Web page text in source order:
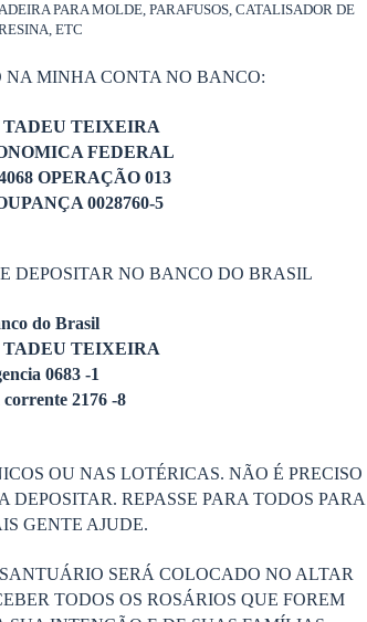
PARA MOLDE, PARAFUSOS, CATALISADOR DE
ETC
NA MINHA CONTA NO BANCO:
TADEU TEIXEIRA
FEDERAL
OPERAÇÃO 013
0028760-5
DEPOSITAR NO BANCO DO BRASIL
do Brasil
TADEU TEIXEIRA
0683 -1
2176 -8
OU NAS LOTÉRICAS. NÃO É PRECISO
REPASSE PARA TODOS PARA
GENTE AJUDE.
SERÁ COLOCADO NO ALTAR
TODOS OS ROSÁRIOS QUE FOREM